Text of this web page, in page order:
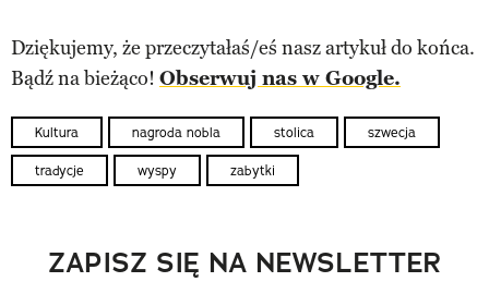
Dziękujemy, że przeczytałaś/eś nasz artykuł do końca.
Bądź na bieżąco! Obserwuj nas w Google.
Kultura nagroda nobla stolica szwecja
tradycje wyspy zabytki
ZAPISZ SIĘ NA NEWSLETTER